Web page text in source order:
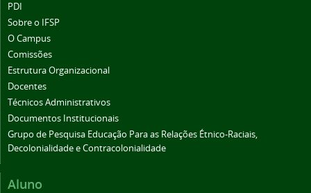
PDI
Sobre o IFSP
O Campus
Comissões
Estrutura Organizacional
Docentes
Técnicos Administrativos
Documentos Institucionais
Grupo de Pesquisa Educação Para as Relações Étnico-Raciais,
Decolonialidade e Contracolonialidade
Aluno